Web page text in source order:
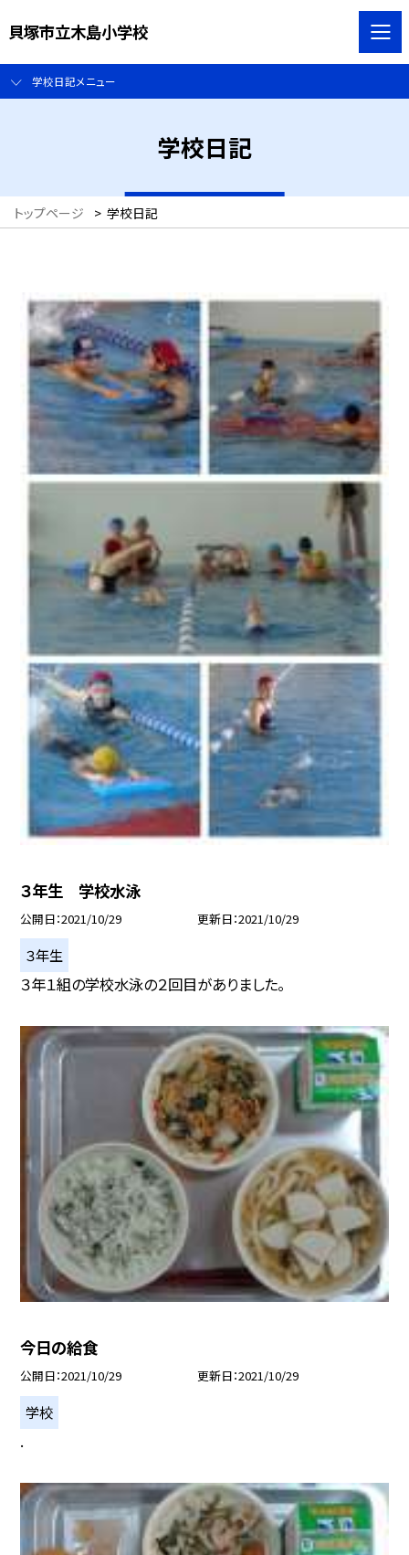
貝塚市立木島小学校
学校日記メニュー
学校日記
トップページ > 学校日記
３年生 学校水泳
公開日 2021/10/29 更新日 2021/10/29
３年生
３年１組の学校水泳の２回目がありました。
今日の給食
公開日 2021/10/29 更新日 2021/10/29
学校
.